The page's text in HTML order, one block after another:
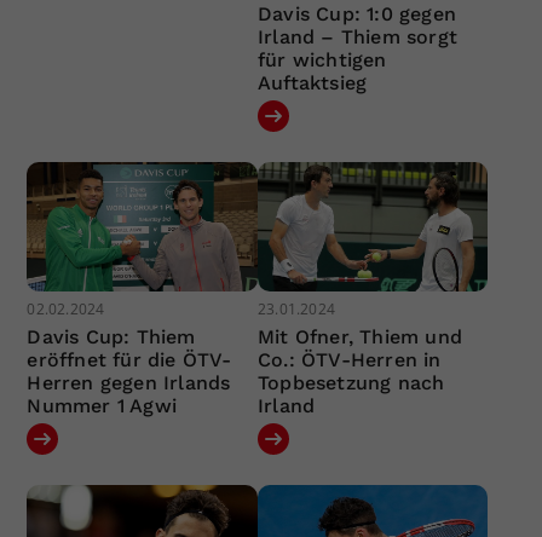
Davis Cup: 1:0 gegen
Irland – Thiem sorgt
für wichtigen
Auftaktsieg
02.02.2024
Davis Cup: Thiem
eröffnet für die ÖTV-
Herren gegen Irlands
Nummer 1 Agwi
23.01.2024
Mit Ofner, Thiem und
Co.: ÖTV-Herren in
Topbesetzung nach
Irland